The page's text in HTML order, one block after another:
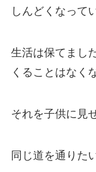
しんどくなって
生活は保てまし
くることはなく
それを子供に見
同じ道を通りた